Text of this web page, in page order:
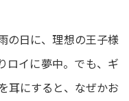
の日に、理想の王子様
ロイに夢中。でも、ギ
耳にすると、なぜかお